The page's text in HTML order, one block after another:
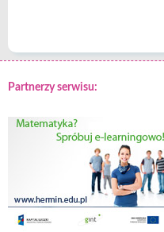
Partnerzy serwisu: